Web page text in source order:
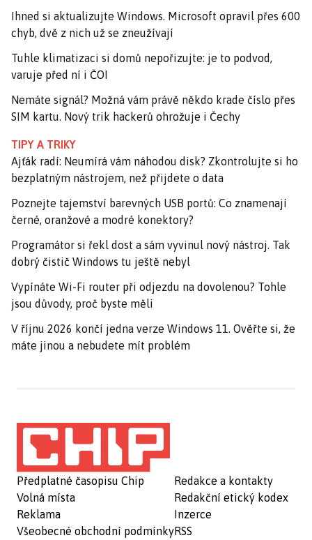
Ihned si aktualizujte Windows. Microsoft opravil přes 600
chyb, dvě z nich už se zneužívají
Tuhle klimatizaci si domů nepořizujte: je to podvod,
varuje před ní i ČOI
Nemáte signál? Možná vám právě někdo krade číslo přes
SIM kartu. Nový trik hackerů ohrožuje i Čechy
TIPY A TRIKY
Ajťák radí: Neumírá vám náhodou disk? Zkontrolujte si ho
bezplatným nástrojem, než přijdete o data
Poznejte tajemství barevných USB portů: Co znamenají
černé, oranžové a modré konektory?
Programátor si řekl dost a sám vyvinul nový nástroj. Tak
dobrý čistič Windows tu ještě nebyl
Vypínáte Wi-Fi router při odjezdu na dovolenou? Tohle
jsou důvody, proč byste měli
V říjnu 2026 končí jedna verze Windows 11. Ověřte si, že
máte jinou a nebudete mít problém
Předplatné časopisu Chip
Volná místa
Reklama
Všeobecné obchodní podmínky
Redakce a kontakty
Redakční etický kodex
Inzerce
RSS